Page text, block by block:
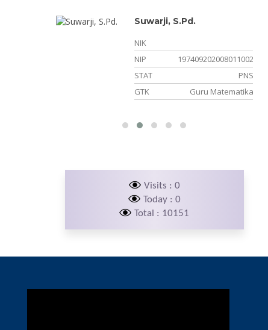
Suwarji, S.Pd.
NIK
NIP
197409202008011002
STAT
PNS
GTK
Guru Matematika
Visits : 0
Today : 0
Total : 10151